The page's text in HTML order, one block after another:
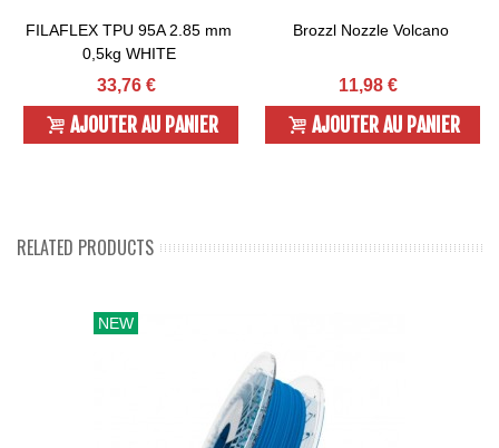
FILAFLEX TPU 95A 2.85 mm
0,5kg WHITE
33,76 €
AJOUTER AU PANIER
Brozzl Nozzle Volcano
11,98 €
AJOUTER AU PANIER
RELATED PRODUCTS
NEW